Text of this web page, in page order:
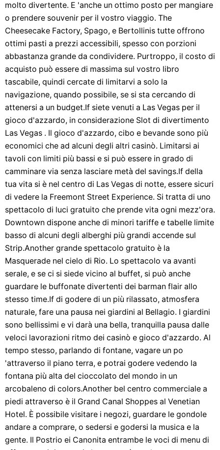
molto divertente. E 'anche un ottimo posto per mangiare
o prendere souvenir per il vostro viaggio. The
Cheesecake Factory, Spago, e Bertollinis tutte offrono
ottimi pasti a prezzi accessibili, spesso con porzioni
abbastanza grande da condividere. Purtroppo, il costo di
acquisto può essere di massima sul vostro libro
tascabile, quindi cercate di limitarvi a solo la
navigazione, quando possibile, se si sta cercando di
attenersi a un budget.If siete venuti a Las Vegas per il
gioco d'azzardo, in considerazione Slot di divertimento
Las Vegas . Il gioco d'azzardo, cibo e bevande sono più
economici che ad alcuni degli altri casinò. Limitarsi ai
tavoli con limiti più bassi e si può essere in grado di
camminare via senza lasciare metà del savings.If della
tua vita si è nel centro di Las Vegas di notte, essere sicuri
di vedere la Freemont Street Experience. Si tratta di uno
spettacolo di luci gratuito che prende vita ogni mezz'ora.
Downtown dispone anche di minori tariffe e tabelle limite
basso di alcuni degli alberghi più grandi accende sul
Strip.Another grande spettacolo gratuito è la
Masquerade nel cielo di Rio. Lo spettacolo va avanti
serale, e se ci si siede vicino al buffet, si può anche
guardare le buffonate divertenti dei barman flair allo
stesso time.If di godere di un più rilassato, atmosfera
naturale, fare una pausa nei giardini al Bellagio. I giardini
sono bellissimi e vi darà una bella, tranquilla pausa dalle
veloci lavorazioni ritmo dei casinò e gioco d'azzardo. Al
tempo stesso, parlando di fontane, vagare un po
'attraverso il piano terra, e potrai godere vedendo la
fontana più alta del cioccolato del mondo in un
arcobaleno di colors.Another bel centro commerciale a
piedi attraverso è il Grand Canal Shoppes al Venetian
Hotel. È possibile visitare i negozi, guardare le gondole
andare a comprare, o sedersi e godersi la musica e la
gente. Il Postrio ei Canonita entrambe le voci di menu di